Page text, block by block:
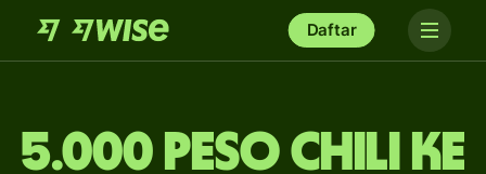
Daftar
5.000 peso Chili ke